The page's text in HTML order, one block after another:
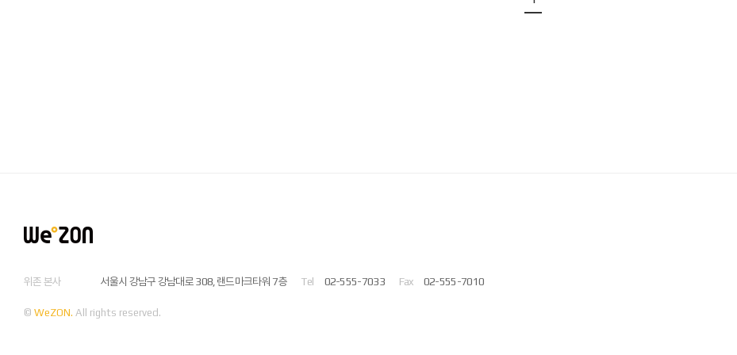
위존 본사 서울시 강남구 강남대로 308, 랜드마크타워 7층 Tel 02-555-7033 Fax 02-555-7010
© WeZON. All rights reserved.